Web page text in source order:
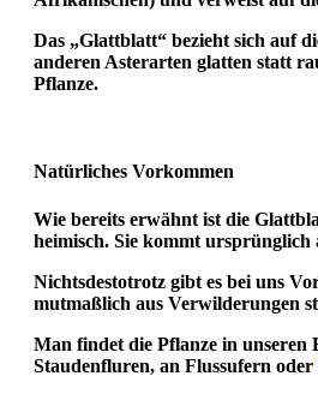
Das „Glattblatt“ bezieht sich auf
anderen Asterarten glatten statt
Pflanze.
Natürliches Vorkommen
Wie bereits erwähnt ist die
heimisch. Sie kommt
Nichtsdestotrotz gibt es bei uns
mutmaßlich aus Verwilderungen
Man findet die Pflanze in unseren
Staudenfluren, an Flussufern oder